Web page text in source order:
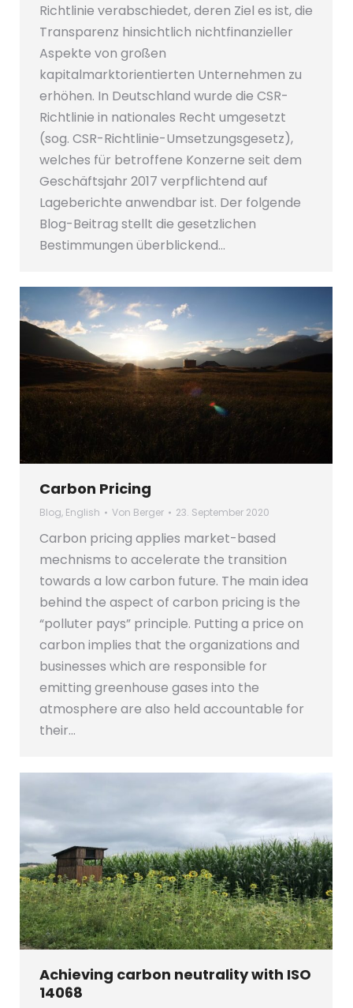
Richtlinie verabschiedet, deren Ziel es ist, die
Transparenz hinsichtlich nichtfinanzieller
Aspekte von großen
kapitalmarktorientierten Unternehmen zu
erhöhen. In Deutschland wurde die CSR-
Richtlinie in nationales Recht umgesetzt
(sog. CSR-Richtlinie-Umsetzungsgesetz),
welches für betroffene Konzerne seit dem
Geschäftsjahr 2017 verpflichtend auf
Lageberichte anwendbar ist. Der folgende
Blog-Beitrag stellt die gesetzlichen
Bestimmungen überblickend…
Carbon Pricing
Blog, English Von Berger 23. September 2020
Carbon pricing applies market-based
mechnisms to accelerate the transition
towards a low carbon future. The main idea
behind the aspect of carbon pricing is the
“polluter pays” principle. Putting a price on
carbon implies that the organizations and
businesses which are responsible for
emitting greenhouse gases into the
atmosphere are also held accountable for
their…
Achieving carbon neutrality with ISO
14068